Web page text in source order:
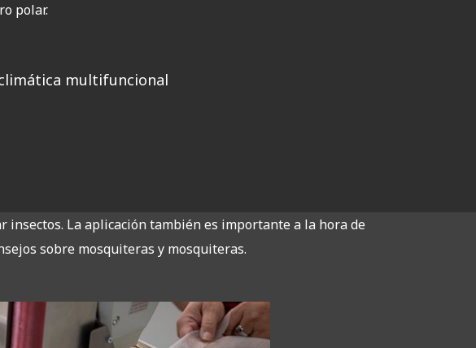
polar.
multifuncional
insectos. La aplicación también es importante a la hora de
sobre mosquiteras y mosquiteras.